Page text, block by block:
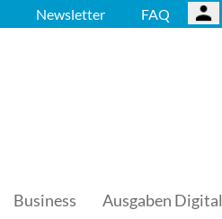
Newsletter FAQ
Business Ausgaben Digital